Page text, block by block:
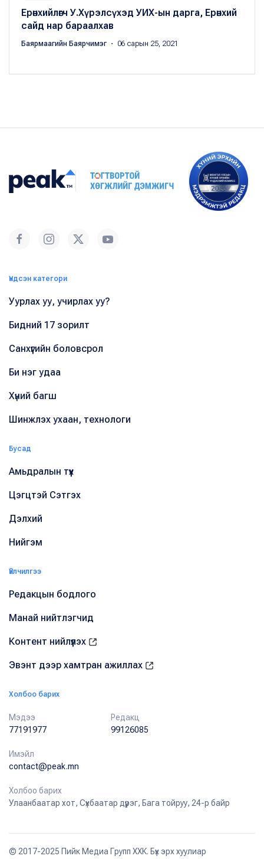
Ерөнхийлөгч У.Хүрэлсүхэд УИХ-ын дарга, Ерөнхий
сайд нар бараалхав
Баярмаагийн Баярчимэг ・ 06 сарын 25, 2021
Үндсэн категори
Уурлах уу, учирлах уу?
Бидний 17 зорилт
Санхүүгийн боловсрол
Би нэг удаа
Хүний багш
Шинжлэх ухаан, технологи
Бусад
Амьдралын түүх
Цэгцтэй Сэтгэх
Дэлхий
Нийгэм
Үйлчилгээ
Редакцын бодлого
Манай нийтлэгчид
Контент нийлүүлэх
Эвэнт дээр хамтран ажиллах
Холбоо барих
Мэдээ
77191977
Редакц
99126085
Имэйл
contact@peak.mn
Холбоо барих
Улаанбаатар хот, Сүхбаатар дүүрэг, Бага тойруу, 24-р байр
© 2017-2025 Пийк Медиа Групп ХХК. Бүх эрх хуулиар